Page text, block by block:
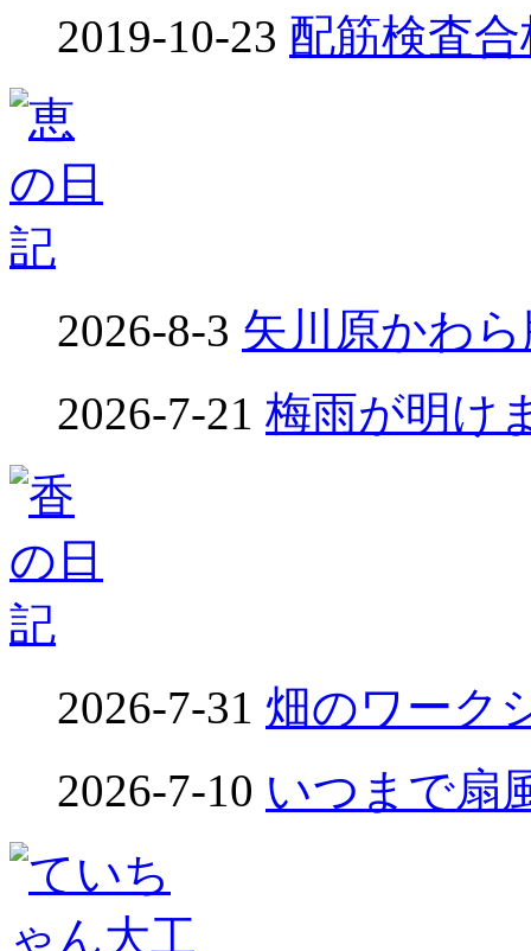
2019-10-23 配筋検査
2026-8-3 矢川原かわ
2026-7-21 梅雨が明け
2026-7-31 畑のワーク
2026-7-10 いつまで扇